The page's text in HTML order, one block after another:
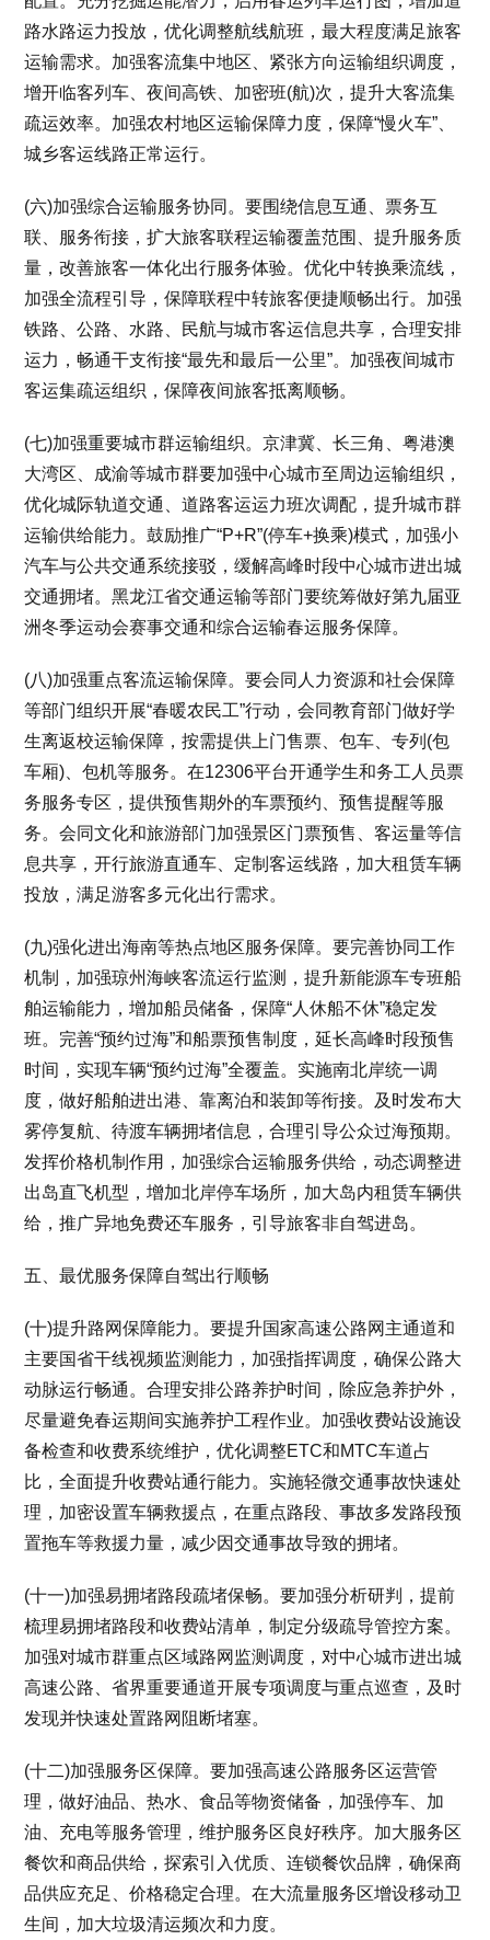
路水路运力投放，优化调整航线航班，最大程度满足旅客
运输需求。加强客流集中地区、紧张方向运输组织调度，
增开临客列车、夜间高铁、加密班(航)次，提升大客流集
疏运效率。加强农村地区运输保障力度，保障“慢火车”、
城乡客运线路正常运行。
(六)加强综合运输服务协同。要围绕信息互通、票务互
联、服务衔接，扩大旅客联程运输覆盖范围、提升服务质
量，改善旅客一体化出行服务体验。优化中转换乘流线，
加强全流程引导，保障联程中转旅客便捷顺畅出行。加强
铁路、公路、水路、民航与城市客运信息共享，合理安排
运力，畅通干支衔接“最先和最后一公里”。加强夜间城市
客运集疏运组织，保障夜间旅客抵离顺畅。
(七)加强重要城市群运输组织。京津冀、长三角、粤港澳
大湾区、成渝等城市群要加强中心城市至周边运输组织，
优化城际轨道交通、道路客运运力班次调配，提升城市群
运输供给能力。鼓励推广“P+R”(停车+换乘)模式，加强小
汽车与公共交通系统接驳，缓解高峰时段中心城市进出城
交通拥堵。黑龙江省交通运输等部门要统筹做好第九届亚
洲冬季运动会赛事交通和综合运输春运服务保障。
(八)加强重点客流运输保障。要会同人力资源和社会保障
等部门组织开展“春暖农民工”行动，会同教育部门做好学
生离返校运输保障，按需提供上门售票、包车、专列(包
车厢)、包机等服务。在12306平台开通学生和务工人员票
务服务专区，提供预售期外的车票预约、预售提醒等服
务。会同文化和旅游部门加强景区门票预售、客运量等信
息共享，开行旅游直通车、定制客运线路，加大租赁车辆
投放，满足游客多元化出行需求。
(九)强化进出海南等热点地区服务保障。要完善协同工作
机制，加强琼州海峡客流运行监测，提升新能源车专班船
舶运输能力，增加船员储备，保障“人休船不休”稳定发
班。完善“预约过海”和船票预售制度，延长高峰时段预售
时间，实现车辆“预约过海”全覆盖。实施南北岸统一调
度，做好船舶进出港、靠离泊和装卸等衔接。及时发布大
雾停复航、待渡车辆拥堵信息，合理引导公众过海预期。
发挥价格机制作用，加强综合运输服务供给，动态调整进
出岛直飞机型，增加北岸停车场所，加大岛内租赁车辆供
给，推广异地免费还车服务，引导旅客非自驾进岛。
五、最优服务保障自驾出行顺畅
(十)提升路网保障能力。要提升国家高速公路网主通道和
主要国省干线视频监测能力，加强指挥调度，确保公路大
动脉运行畅通。合理安排公路养护时间，除应急养护外，
尽量避免春运期间实施养护工程作业。加强收费站设施设
备检查和收费系统维护，优化调整ETC和MTC车道占
比，全面提升收费站通行能力。实施轻微交通事故快速处
理，加密设置车辆救援点，在重点路段、事故多发路段预
置拖车等救援力量，减少因交通事故导致的拥堵。
(十一)加强易拥堵路段疏堵保畅。要加强分析研判，提前
梳理易拥堵路段和收费站清单，制定分级疏导管控方案。
加强对城市群重点区域路网监测调度，对中心城市进出城
高速公路、省界重要通道开展专项调度与重点巡查，及时
发现并快速处置路网阻断堵塞。
(十二)加强服务区保障。要加强高速公路服务区运营管
理，做好油品、热水、食品等物资储备，加强停车、加
油、充电等服务管理，维护服务区良好秩序。加大服务区
餐饮和商品供给，探索引入优质、连锁餐饮品牌，确保商
品供应充足、价格稳定合理。在大流量服务区增设移动卫
生间，加大垃圾清运频次和力度。